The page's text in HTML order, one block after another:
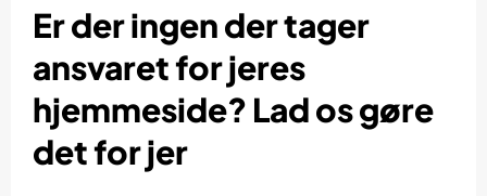
Er der ingen der tager
ansvaret for jeres
hjemmeside? Lad os gøre
det for jer